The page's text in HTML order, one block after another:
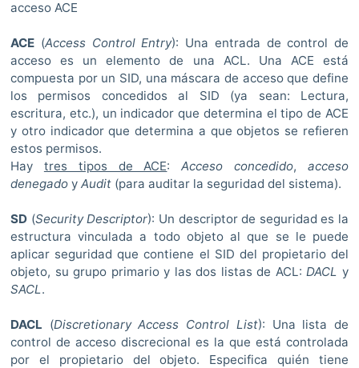
acceso ACE
ACE (Access Control Entry): Una entrada de control de
acceso es un elemento de una ACL. Una ACE está
compuesta por un SID, una máscara de acceso que define
los permisos concedidos al SID (ya sean: Lectura,
escritura, etc.), un indicador que determina el tipo de ACE
y otro indicador que determina a que objetos se refieren
estos permisos.
Hay tres tipos de ACE:Acceso concedido,acceso
denegado y Audit (para auditar la seguridad del sistema).
SD (Security Descriptor): Un descriptor de seguridad es la
estructura vinculada a todo objeto al que se le puede
aplicar seguridad que contiene el SID del propietario del
objeto, su grupo primario y las dos listas de ACL:DACL y
SACL.
DACL (Discretionary Access Control List): Una lista de
control de acceso discrecional es la que está controlada
por el propietario del objeto. Especifica quién tiene